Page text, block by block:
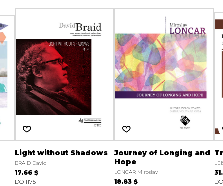
Light without Shadows
BRAID David
17.66 $
DO 1175
Journey of Longing and
Hope
LONCAR Miroslav
18.83 $